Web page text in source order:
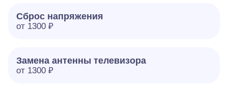
Сброс напряжения
от 1300 ₽
Замена антенны телевизора
от 1300 ₽